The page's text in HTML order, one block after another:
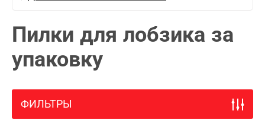
Пилки для лобзика за
упаковку
ФИЛЬТРЫ